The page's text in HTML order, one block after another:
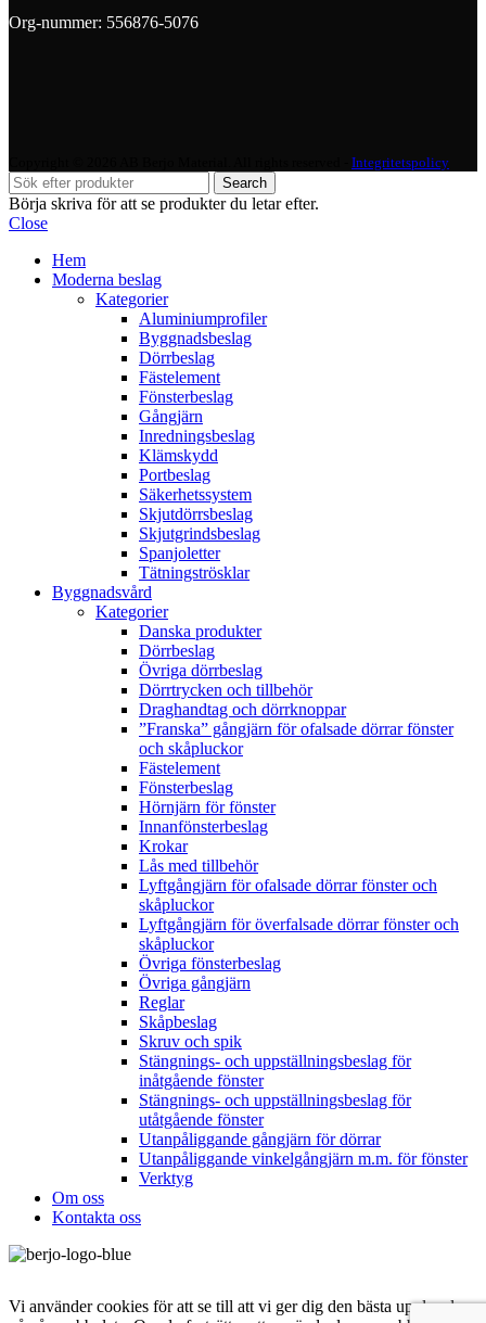
Org-nummer: 556876-5076
Integritetspolicy
Search
Börja skriva för att se produkter du letar efter.
Close
Hem
Moderna beslag
Kategorier
Aluminiumprofiler
Byggnadsbeslag
Dörrbeslag
Fästelement
Fönsterbeslag
Gångjärn
Inredningsbeslag
Klämskydd
Portbeslag
Säkerhetssystem
Skjutdörrsbeslag
Skjutgrindsbeslag
Spanjoletter
Tätningströsklar
Byggnadsvård
Kategorier
Danska produkter
Dörrbeslag
Övriga dörrbeslag
Dörrtrycken och tillbehör
Draghandtag och dörrknoppar
”Franska” gångjärn för ofalsade dörrar fönster
och skåpluckor
Fästelement
Fönsterbeslag
Hörnjärn för fönster
Innanfönsterbeslag
Krokar
Lås med tillbehör
Lyftgångjärn för ofalsade dörrar fönster och
skåpluckor
Lyftgångjärn för överfalsade dörrar fönster och
skåpluckor
Övriga fönsterbeslag
Övriga gångjärn
Reglar
Skåpbeslag
Skruv och spik
Stängnings- och uppställningsbeslag för
inåtgående fönster
Stängnings- och uppställningsbeslag för
utåtgående fönster
Utanpåliggande gångjärn för dörrar
Utanpåliggande vinkelgångjärn m.m. för fönster
Verktyg
Om oss
Kontakta oss
Vi använder cookies för att se till att vi ger dig den bästa upplevelsen